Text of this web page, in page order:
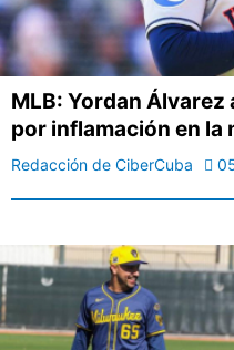
MLB: Yordan Álvarez
por inflamación en la
Redacción de CiberCuba